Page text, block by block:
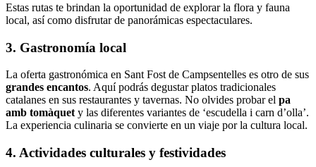
Estas rutas te brindan la oportunidad de explorar la flora y fauna
local, así como disfrutar de panorámicas espectaculares.
3. Gastronomía local
La oferta gastronómica en Sant Fost de Campsentelles es otro de sus
grandes encantos. Aquí podrás degustar platos tradicionales
catalanes en sus restaurantes y tavernas. No olvides probar el pa
amb tomàquet y las diferentes variantes de ‘escudella i carn d’olla’.
La experiencia culinaria se convierte en un viaje por la cultura local.
4. Actividades culturales y festividades